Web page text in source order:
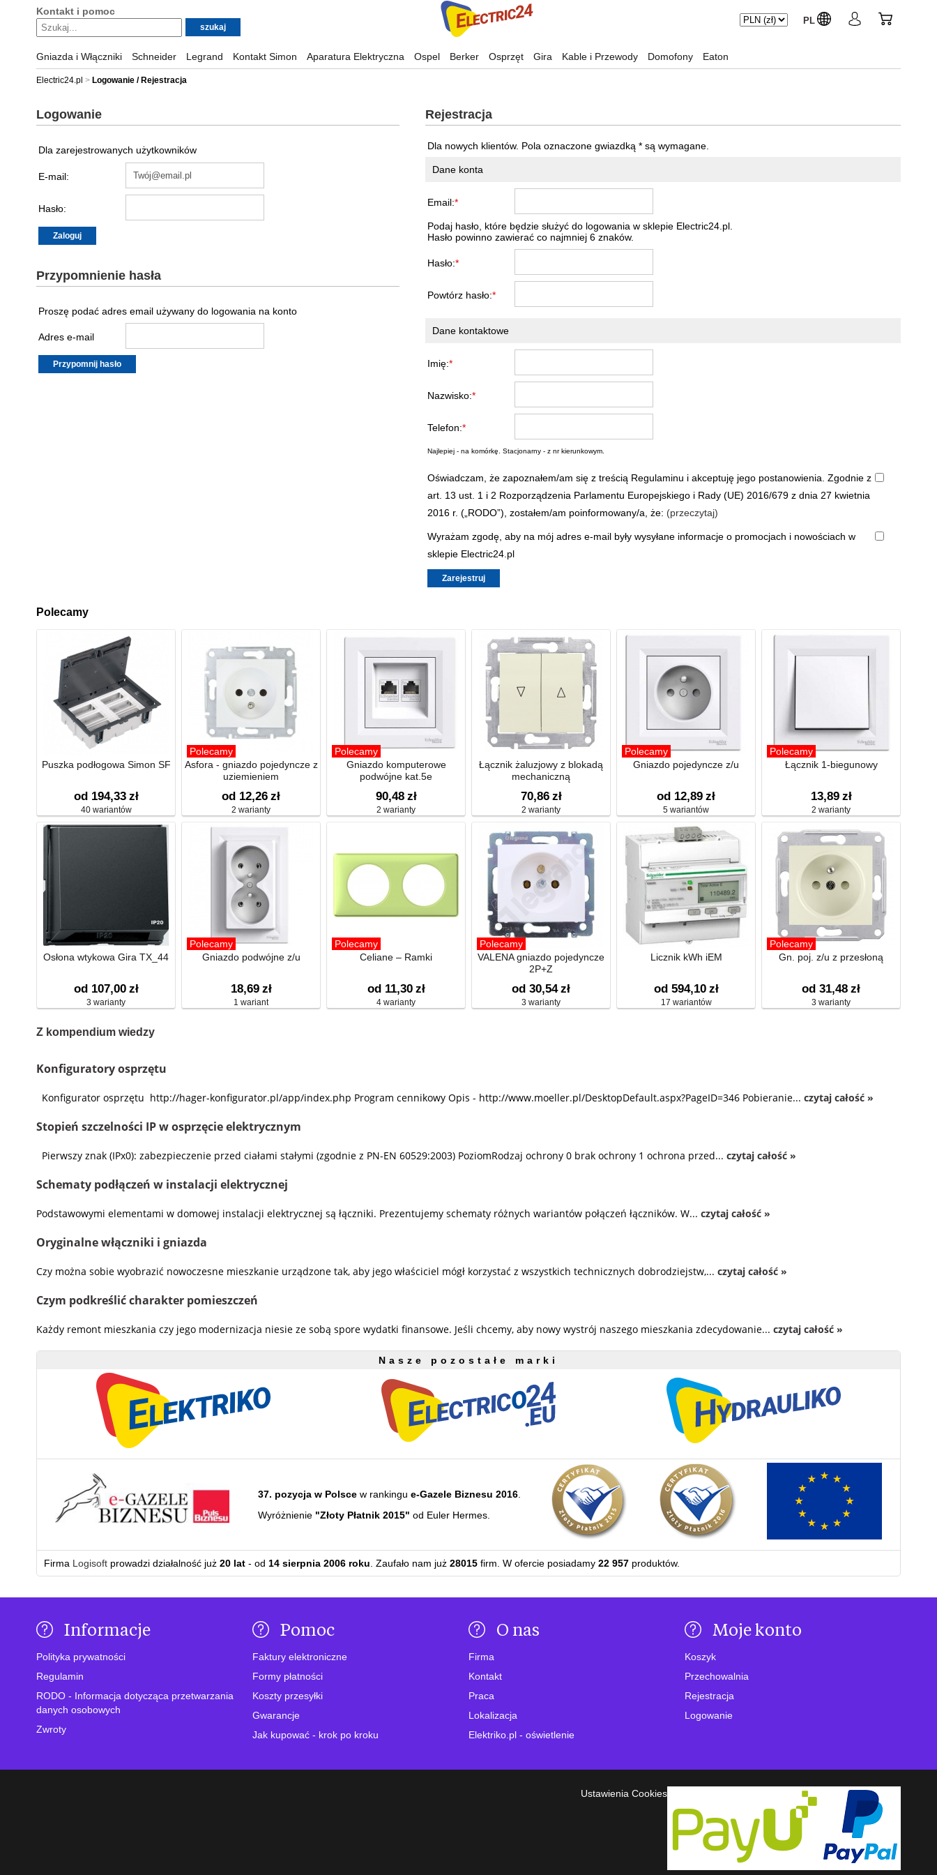
Kontakt i pomoc
PL
Gniazda i Włączniki Schneider Legrand Kontakt Simon Aparatura Elektryczna Ospel Berker Osprzęt Gira Kable i Przewody Domofony Eaton
Electric24.pl Logowanie / Rejestracja
Logowanie
Dla zarejestrowanych użytkowników
E-mail:
Hasło:
Przypomnienie hasła
Proszę podać adres email używany do logowania na konto
Adres e-mail
Rejestracja
Dla nowych klientów. Pola oznaczone gwiazdką * są wymagane.
Dane konta
Email:*
Podaj hasło, które będzie służyć do logowania w sklepie Electric24.pl.
Hasło powinno zawierać co najmniej 6 znaków.
Hasło:*
Powtórz hasło:*
Dane kontaktowe
Imię:*
Nazwisko:*
Telefon:*
Najlepiej - na komórkę. Stacjonarny - z nr kierunkowym.
Oświadczam, że zapoznałem/am się z treścią Regulaminu i akceptuję jego postanowienia. Zgodnie z
art. 13 ust. 1 i 2 Rozporządzenia Parlamentu Europejskiego i Rady (UE) 2016/679 z dnia 27 kwietnia
2016 r. („RODO”), zostałem/am poinformowany/a, że: (przeczytaj)
Wyrażam zgodę, aby na mój adres e-mail były wysyłane informacje o promocjach i nowościach w
sklepie Electric24.pl
Polecamy
Puszka podłogowa Simon SF
od 194,33 zł
40 wariantów
Polecamy
Asfora - gniazdo pojedyncze z
uziemieniem
od 12,26 zł
2 warianty
Polecamy
Gniazdo komputerowe
podwójne kat.5e
90,48 zł
2 warianty
Łącznik żaluzjowy z blokadą
mechaniczną
70,86 zł
2 warianty
Polecamy
Gniazdo pojedyncze z/u
od 12,89 zł
5 wariantów
Polecamy
Łącznik 1-biegunowy
13,89 zł
2 warianty
Osłona wtykowa Gira TX_44
od 107,00 zł
3 warianty
Polecamy
Gniazdo podwójne z/u
18,69 zł
1 wariant
Polecamy
Celiane – Ramki
od 11,30 zł
4 warianty
Polecamy
VALENA gniazdo pojedyncze
2P+Z
od 30,54 zł
3 warianty
Licznik kWh iEM
od 594,10 zł
17 wariantów
Polecamy
Gn. poj. z/u z przesłoną
od 31,48 zł
3 warianty
Z kompendium wiedzy
Konfiguratory osprzętu
Konfigurator osprzętu http://hager-konfigurator.pl/app/index.php Program cennikowy Opis - http://www.moeller.pl/DesktopDefault.aspx?PageID=346 Pobieranie... czytaj całość »
Stopień szczelności IP w osprzęcie elektrycznym
Pierwszy znak (IPx0): zabezpieczenie przed ciałami stałymi (zgodnie z PN-EN 60529:2003) PoziomRodzaj ochrony 0 brak ochrony 1 ochrona przed... czytaj całość »
Schematy podłączeń w instalacji elektrycznej
Podstawowymi elementami w domowej instalacji elektrycznej są łączniki. Prezentujemy schematy różnych wariantów połączeń łączników. W... czytaj całość »
Oryginalne włączniki i gniazda
Czy można sobie wyobrazić nowoczesne mieszkanie urządzone tak, aby jego właściciel mógł korzystać z wszystkich technicznych dobrodziejstw,... czytaj całość »
Czym podkreślić charakter pomieszczeń
Każdy remont mieszkania czy jego modernizacja niesie ze sobą spore wydatki finansowe. Jeśli chcemy, aby nowy wystrój naszego mieszkania zdecydowanie... czytaj całość »
Nasze pozostałe marki
37. pozycja w Polscew rankingu e-Gazele Biznesu 2016.
Wyróżnienie "Złoty Płatnik 2015" od Euler Hermes.
Firma Logisoft prowadzi działalność już 20 lat - od 14 sierpnia 2006 roku . Zaufało nam już 28015 firm. W ofercie posiadamy 22 957 produktów.
Informacje
Polityka prywatności
Regulamin
RODO - Informacja dotycząca przetwarzania
danych osobowych
Zwroty
Pomoc
Faktury elektroniczne
Formy płatności
Koszty przesyłki
Gwarancje
Jak kupować - krok po kroku
O nas
Firma
Kontakt
Praca
Lokalizacja
Elektriko.pl - oświetlenie
Moje konto
Koszyk
Przechowalnia
Rejestracja
Logowanie
Ustawienia Cookies